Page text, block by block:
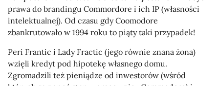
prawa do brandingu Commordore i ich IP (własności
intelektualnej). Od czasu gdy Coomodore
zbankrutowało w 1994 roku to piąty taki przypadek!
Peri Frantic i Lady Fractic (jego równie znana żona)
wzięli kredyt pod hipotekę własnego domu.
Zgromadzili też pieniądze od inwestorów (wśród